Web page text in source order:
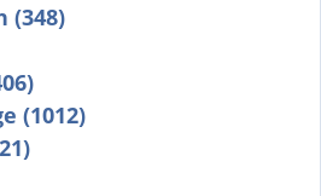
(348)
(1012)